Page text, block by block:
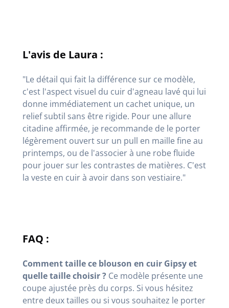
L'avis de Laura :
"Le détail qui fait la différence sur ce modèle,
c'est l'aspect visuel du cuir d'agneau lavé qui lui
donne immédiatement un cachet unique, un
relief subtil sans être rigide. Pour une allure
citadine affirmée, je recommande de le porter
légèrement ouvert sur un pull en maille fine au
printemps, ou de l'associer à une robe fluide
pour jouer sur les contrastes de matières. C'est
la veste en cuir à avoir dans son vestiaire."
FAQ :
Comment taille ce blouson en cuir Gipsy et
quelle taille choisir ? Ce modèle présente une
coupe ajustée près du corps. Si vous hésitez
entre deux tailles ou si vous souhaitez le porter